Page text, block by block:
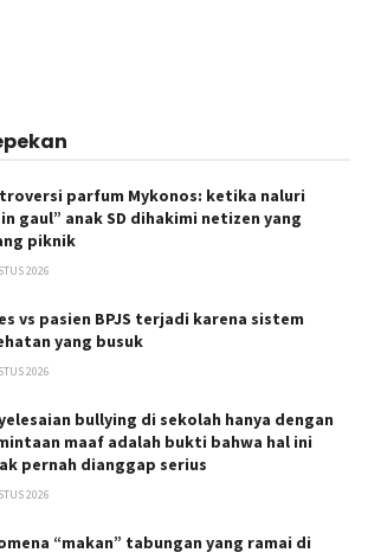
parfum Mykonos: ketika naluri
gaul” anak SD dihakimi netizen yang
piknik
2026
vs pasien BPJS terjadi karena sistem
yang busuk
2026
bullying di sekolah hanya dengan
maaf adalah bukti bahwa hal ini
pernah dianggap serius
2026
“makan” tabungan yang ramai di